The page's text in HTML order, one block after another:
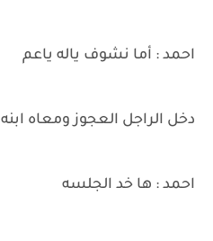
احمد : أما نشوف ياله ياعم
دخل الراجل العجوز ومعاه ابنه
احمد : ها خد الجلسه